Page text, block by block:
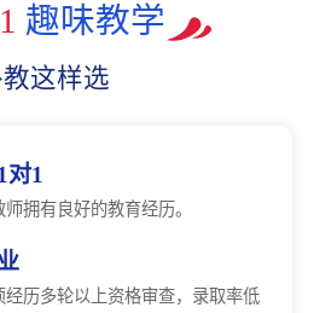
趣味教学
这样选
对1
拥有良好的教育经历。
经历多轮以上资格审查，录取率低